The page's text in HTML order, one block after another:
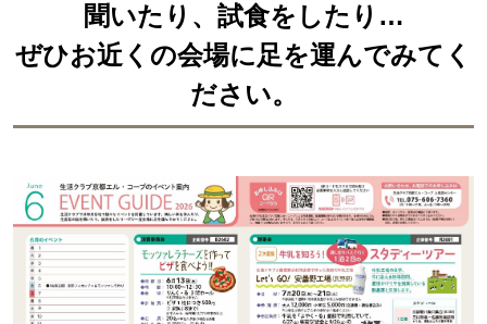
聞いたり、試食をしたり…
ぜひお近くの会場に足を運んでみてく
ださい。